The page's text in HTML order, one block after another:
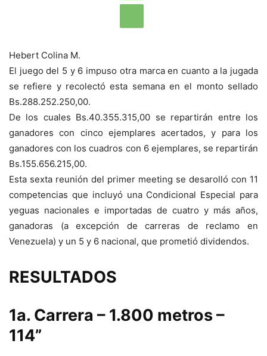
Hebert Colina M.
El juego del 5 y 6 impuso otra marca en cuanto a la jugada
se refiere y recolectó esta semana en el monto sellado
Bs.288.252.250,00.
De los cuales Bs.40.355.315,00 se repartirán entre los
ganadores con cinco ejemplares acertados, y para los
ganadores con los cuadros con 6 ejemplares, se repartirán
Bs.155.656.215,00.
Esta sexta reunión del primer meeting se desarolló con 11
competencias que incluyó una Condicional Especial para
yeguas nacionales e importadas de cuatro y más años,
ganadoras (a excepción de carreras de reclamo en
Venezuela) y un 5 y 6 nacional, que prometió dividendos.
RESULTADOS
1a. Carrera – 1.800 metros –
114”